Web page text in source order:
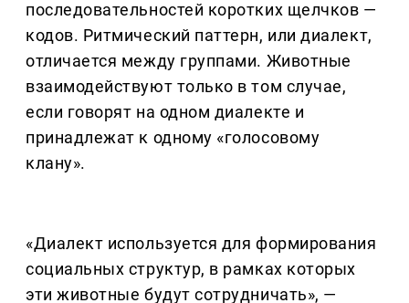
последовательностей коротких щелчков —
кодов. Ритмический паттерн, или диалект,
отличается между группами. Животные
взаимодействуют только в том случае,
если говорят на одном диалекте и
принадлежат к одному «голосовому
клану».
«Диалект используется для формирования
социальных структур, в рамках которых
эти животные будут сотрудничать», —